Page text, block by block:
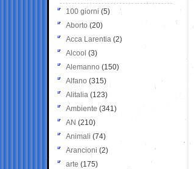
100 giorni (5)
Aborto (20)
Acca Larentia (2)
Alcool (3)
Alemanno (150)
Alfano (315)
Alitalia (123)
Ambiente (341)
AN (210)
Animali (74)
Arancioni (2)
arte (175)